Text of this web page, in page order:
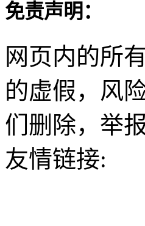
免责声明：
网页内的所
的虚假，风
们删除，举
友情链接: